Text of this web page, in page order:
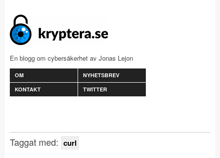
En blogg om cybersäkerhet av Jonas Lejon
OM
NYHETSBREV
KONTAKT
TWITTER
Taggat med: curl